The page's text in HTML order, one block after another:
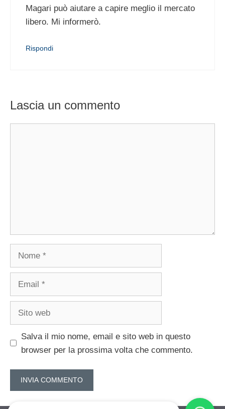
Magari può aiutare a capire meglio il mercato
libero. Mi informerò.
Rispondi
Lascia un commento
Salva il mio nome, email e sito web in questo
browser per la prossima volta che commento.